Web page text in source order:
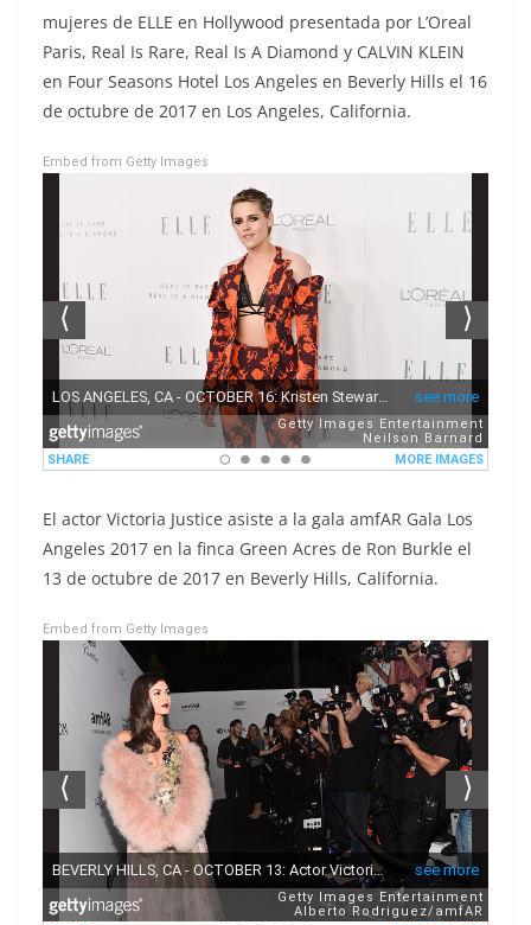
mujeres de ELLE en Hollywood presentada por L’Oreal
Paris, Real Is Rare, Real Is A Diamond y CALVIN KLEIN
en Four Seasons Hotel Los Angeles en Beverly Hills el 16
de octubre de 2017 en Los Angeles, California.
Embed from Getty Images
El actor Victoria Justice asiste a la gala amfAR Gala Los
Angeles 2017 en la finca Green Acres de Ron Burkle el
13 de octubre de 2017 en Beverly Hills, California.
Embed from Getty Images